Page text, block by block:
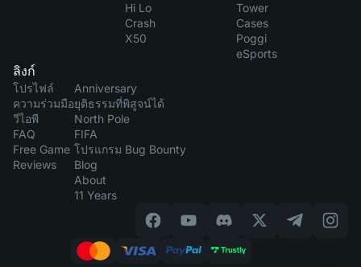
Hi Lo
Crash
X50
Tower
Cases
Poggi
eSports
ลิงก์
โปรไฟล์
ความร่วมมือ
วีไอพี
FAQ
Free Game
Reviews
Anniversary
ยุติธรรมที่พิสูจน์ได้
North Pole
FIFA
โปรแกรม Bug Bounty
Blog
About
11 Years